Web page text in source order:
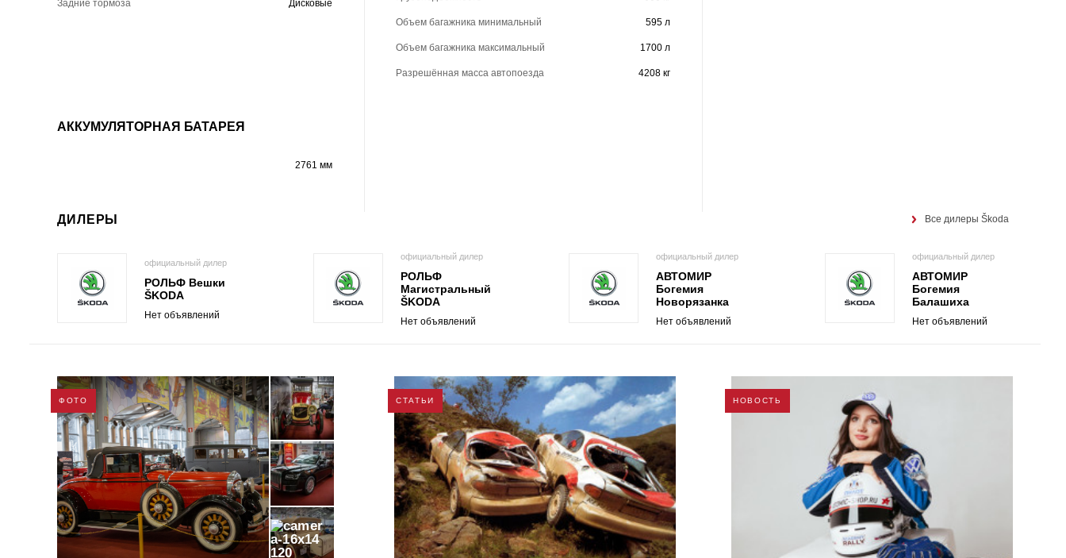
Задние тормоза Дисковые
Объем багажника минимальный 595 л
Объем багажника максимальный 1700 л
Разрешённая масса автопоезда 4208 кг
АККУМУЛЯТОРНАЯ БАТАРЕЯ
2761 мм
ДИЛЕРЫ Все дилеры Škoda
официальный дилер
РОЛЬФ Вешки
ŠKODA
Нет объявлений
официальный дилер
РОЛЬФ
Магистральный
ŠKODA
Нет объявлений
официальный дилер
АВТОМИР
Богемия
Новорязанка
Нет объявлений
официальный дилер
АВТОМИР
Богемия
Балашиха
Нет объявлений
ФОТО
120
СТАТЬИ НОВОСТЬ